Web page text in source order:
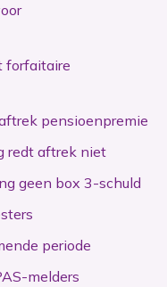
forfaitaire
pensioenpremie
redt aftrek niet
geen box 3-schuld
periode
melders